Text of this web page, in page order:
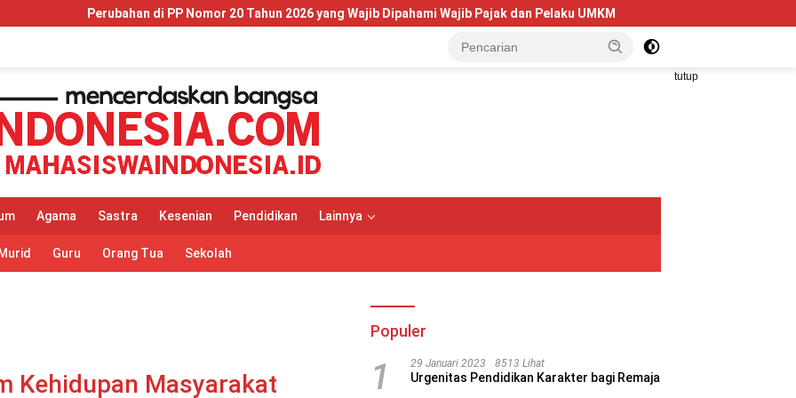
di PP Nomor 20 Tahun 2026 yang Wajib Dipahami Wajib Pajak dan Pelaku UMKM Telkom University Dorong Kolaborasi AI dan
tutup
Agama Sastra Kesenian Pendidikan Lainnya
Murid Guru Orang Tua Sekolah
Kehidupan Masyarakat
Populer
1 29 Januari 2023 8513 Lihat
Urgenitas Pendidikan Karakter bagi Remaja